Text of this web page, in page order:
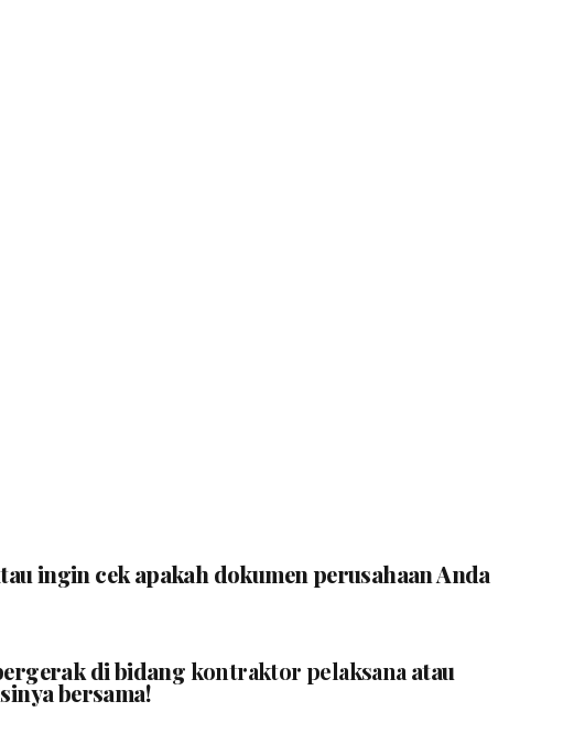
ingin cek apakah dokumen perusahaan Anda
di bidangkontraktor pelaksana atau
bersama!